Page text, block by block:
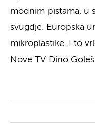
modnim pistama, u
svugdje. Europska
mikroplastike. I to
Nove TV Dino